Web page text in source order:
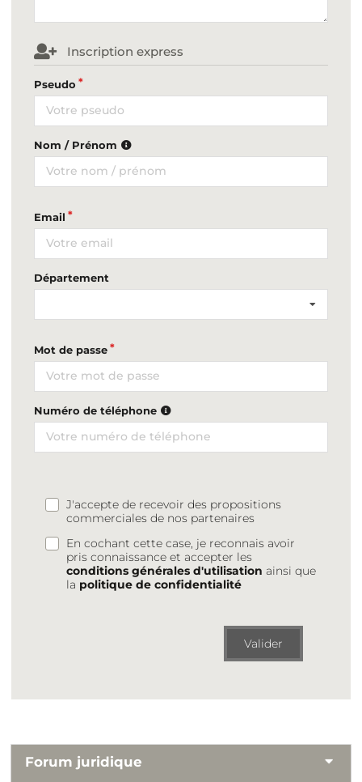
Inscription express
Pseudo
Nom / Prénom
Email
Département
Mot de passe
Numéro de téléphone
J'accepte de recevoir des propositions
commerciales de nos partenaires
En cochant cette case, je reconnais avoir
pris connaissance et accepter les
conditions générales d'utilisation ainsi que
la politique de confidentialité
Valider
Forum juridique